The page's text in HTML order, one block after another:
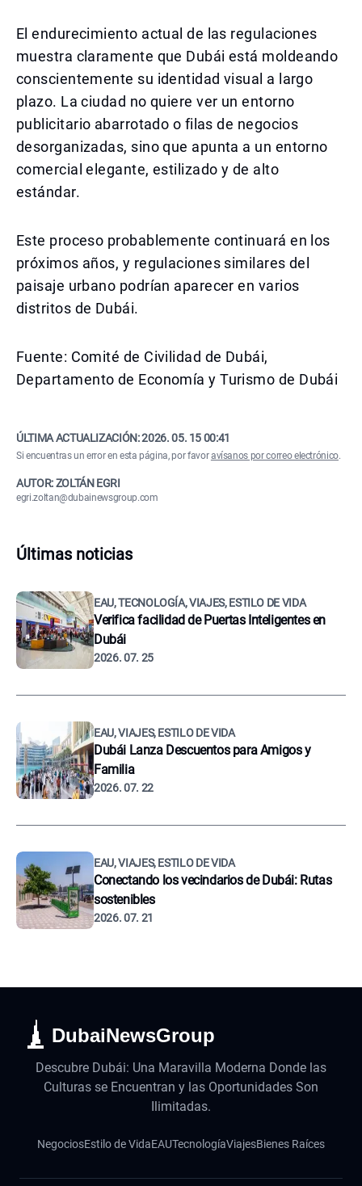
El endurecimiento actual de las regulaciones
muestra claramente que Dubái está moldeando
conscientemente su identidad visual a largo
plazo. La ciudad no quiere ver un entorno
publicitario abarrotado o filas de negocios
desorganizadas, sino que apunta a un entorno
comercial elegante, estilizado y de alto
estándar.
Este proceso probablemente continuará en los
próximos años, y regulaciones similares del
paisaje urbano podrían aparecer en varios
distritos de Dubái.
Fuente: Comité de Civilidad de Dubái,
Departamento de Economía y Turismo de Dubái
ÚLTIMA ACTUALIZACIÓN:2026. 05. 15 00:41
Si encuentras un error en esta página, por favoravísanos por correo electrónico.
AUTOR: ZOLTÁN EGRI
egri.zoltan@dubainewsgroup.com
Últimas noticias
EAU, TECNOLOGÍA, VIAJES, ESTILO DE VIDA
Verifica facilidad de Puertas Inteligentes en
Dubái
2026. 07. 25
EAU, VIAJES, ESTILO DE VIDA
Dubái Lanza Descuentos para Amigos y
Familia
2026. 07. 22
EAU, VIAJES, ESTILO DE VIDA
Conectando los vecindarios de Dubái: Rutas
sostenibles
2026. 07. 21
DubaiNewsGroup
Descubre Dubái: Una Maravilla Moderna Donde las
Culturas se Encuentran y las Oportunidades Son
Ilimitadas.
NegociosEstilo de VidaEAUTecnologíaViajesBienes Raíces